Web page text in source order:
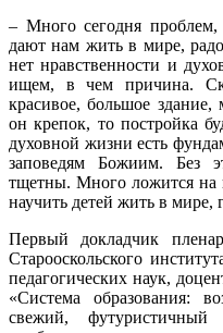
– Много сегодня
дают нам жить в мире,
нет нравственности и
ищем, в чем причина.
красивое, большое
он крепок, то постройка
духовной жизни есть
заповедям Божиим. Без
тщетны. Много ложится на
научить детей жить в
Первый докладчик
Старооскольского
педагогических наук,
«Система образования:
свежий,